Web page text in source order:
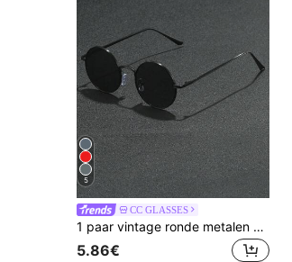
5
CC GLASSES
1 paar vintage ronde metalen herenzonnebrillen, modieus voor een zomerse strandvakantie, buiten, reizen en een modieuze preppy schoollook
5.86€